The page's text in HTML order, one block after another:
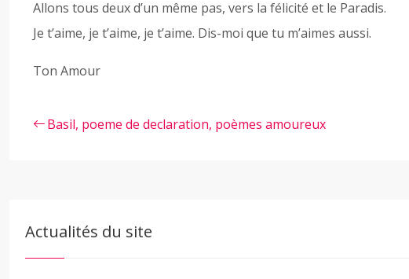
Allons tous deux d’un même pas, vers la félicité et le Paradis.
Je t’aime, je t’aime, je t’aime. Dis-moi que tu m’aimes aussi.
Ton Amour
Basil, poeme de declaration, poèmes amoureux
Actualités du site